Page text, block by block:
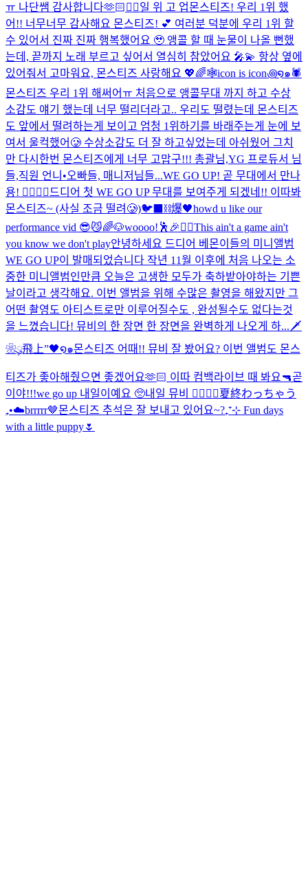
ㅠ 나단쌤 감사합니다🫶🏻 ❤️‍🔥일 위 고 업몬스티즈! 우리 1위 했
어!! 너무너무 감사해요 몬스티즈! 💕 여러분 덕분에 우리 1위 할
수 있어서 진짜 진짜 행복했어요 🥹 앵콜 할 때 눈물이 나올 뻔했
는데, 끝까지 노래 부르고 싶어서 열심히 참았어요 🎤💫 항상 옆에
있어줘서 고마워요, 몬스티즈 사랑해요 💖🌈🕸️icon is icon꩜໑๑🕷️
몬스티즈 우리 1위 해써어ㅠ 처음으로 앵콜무대 까지 하고 수상
소감도 얘기 했는데 너무 떨리더라고.. 우리도 떨렸는데 몬스티즈
도 앞에서 떨려하는게 보이고 엄청 1위하기를 바래주는게 눈에 보
여서 울컥했어🥲 수상소감도 더 잘 하고싶었는데 아쉬웠어 그치
만 다시한번 몬스티즈에게 너무 고맙구!!! 총괄님,YG 프로듀서 님
들,직원 언니•오빠들, 매니저님들...WE GO UP! 곧 무대에서 만나
용! ❤️‍🔥❤️‍🔥 드디어 첫 WE GO UP 무대를 보여주게 되겠네!! 이따봐
몬스티즈~ (사실 조금 떨려🥲)🐦‍⬛⛓️爆🖤howd u like our
performance vid 😎😼🌈🐶woooo!🕺🎉❤️‍🔥This ain't a game ain't
you know we don't play안녕하세요 드디어 베몬이들의 미니앨범
WE GO UP이 발매되었습니다 작년 11월 이후에 처음 나오는 소
중한 미니앨범인만큼 오늘은 고생한 모두가 축하받아야하는 기쁜
날이라고 생각해요. 이번 앨범을 위해 수많은 촬영을 해왔지만 그
어떤 촬영도 아티스트로만 이루어질수도 , 완성될수도 없다는것
을 느꼈습니다! 뮤비의 한 장면 한 장면을 완벽하게 나오게 하... 🗡️
❀ུ۪飛上”🖤໑๑몬스티즈 어때!! 뮤비 잘 봤어요? 이번 앨범도 몬스
티즈가 좋아해줬으면 좋겠어요🫶🏻 이따 컴백라이브 때 봐요🔫곧
이야!!!we go up 내일이예요 🥺내일 뮤비 ❤️‍🔥❤️‍🔥夏終わっちゃう
₊•☁️brrrrr🤎몬스티즈 추석은 잘 보내고 있어요~?₊⁺⊹ Fun days
with a little puppy🌷